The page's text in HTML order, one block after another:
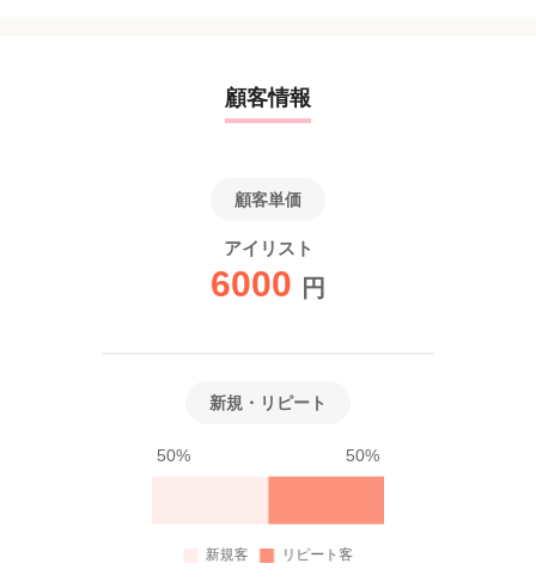
顧客情報
顧客単価
アイリスト
6000 円
新規・リピート
50% 50%